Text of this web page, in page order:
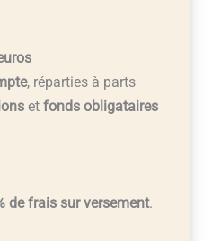
, réparties à parts
et fonds obligataires
de frais sur versement.